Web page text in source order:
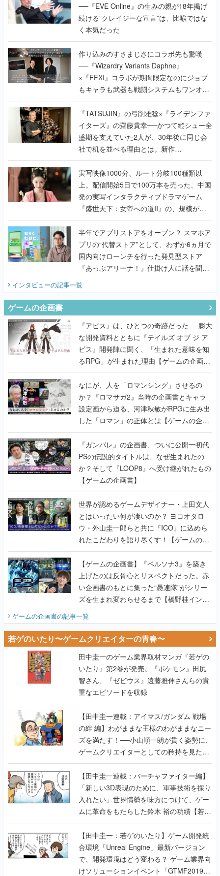
作り込みのすさまじさにコラボ先も驚嘆
──『Wizardry Variants Daphne』
×『FFXI』コラボが期間限定なのにジョブ
もキャラも武器も戦闘システムもワンオフ
で作り込まれた理由を両ディレクターに聞
く
『TATSUJIN』の弓削雅稔×『ライデンファ
イターズ』の齋藤貴幸──かつて縦シュー全
盛期を支えていた2人が、30年後に同じ会
社で机を並べる理由とは。新作
『TATSUJIN EXTREME』で初タッグを組
んだレジェンド2人に訊く開発秘話
実写映像1000分、ルート分岐100種類以
上。配信開始5日で100万本を売った、中国
発の実写インタラクティブドラマゲーム
『盛世天下：女帝への道II』の、規模が違
うこだわりをプロデューサーに聞いた
半年でアプリストアをオープン？ スマホア
プリの“代替ストア”として、わずか6ヵ月で
国内向けローンチを行った発見型ストア
『あっぷアリーナ！』仕掛け人に話を聞い
てみた
インタビューの記事一覧
『アビス』は、ひとつの奇跡だった──膨大
な開発資料とともに『テイルズ オブ ジ ア
るRPG」が生まれた理由【ゲームの企画
書】
なにが、人を「ロマンシング」させるの
か？『ロマサガ2』当時の企画書とキャラ
設定画から迫る、河津秋敏がRPGに生み出
した「ロマン」の正体とは【ゲームの企画
書】
『ガンパレ』の企画書、ついに公開━初代
PSの伝説的タイトルは、なぜ生まれたの
か？そして『LOOP8』へ受け継がれたもの
【ゲームの企画書】
世界が認めるゲームデザイナー・上田文人
とはいったい何が凄いのか？ ヨコオタロ
ウ・外山圭一郎らと共に『ICO』に込めら
れたこだわりを語り尽くす！【ゲームの企
画書】
【ゲームの企画書】『ペルソナ3』を築き
上げたのは反骨心とリスペクトだった。赤
い企画書のもとに集った“愚連隊”がシリー
ズを生まれ変わらせるまで【橋野桂インタ
ビュー】
ゲームの企画書の記事一覧
若ゲのいたり〜ゲームクリエイターの青春〜
田中圭一のゲーム業界取材マンガ『若ゲの
いたり』第2巻が発売。『ポケモン』田尻
智さん、『ゼビウス』遠藤雅伸さんらの貴
重なエピソードを収録
【田中圭一連載：アイマス/ガンダム 戦場
の絆 編】わがままな王様のわがままなニー
ズを満たす！──小山順一朗が貫く姿勢に、
ゲームクリエイターとしての矜持を見た
【若ゲのいたり最終回】
【田中圭一連載：バーチャファイター編】
「新しい3D表現のために、軍事技術を採り
入れたい」世界情勢を味方につけて、ゲー
ムに革命をもたらした鈴木 裕の功績【若ゲ
のいたり】
【田中圭一：若ゲのいたり】ゲーム開発統
合環境「Unreal Engine」最新バージョン
で、開発環境はどう変わる？ ゲーム業界向
けソリューションイベント「GTMF2019」
に行って、より理解を深めよう【PR】
【田中圭一連載：サイバーコネクトツー
編】すべての責任はオレが取る。だから、